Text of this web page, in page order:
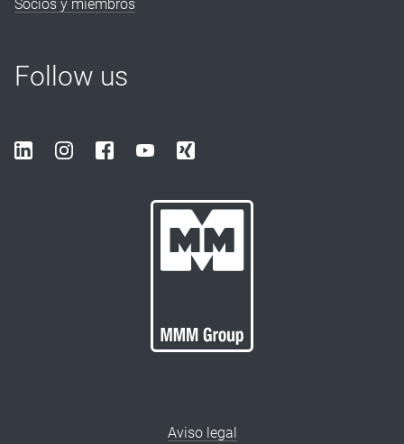
Socios y miembros
Follow us
Aviso legal